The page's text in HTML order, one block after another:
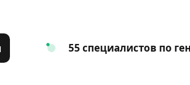
55 специалистов по